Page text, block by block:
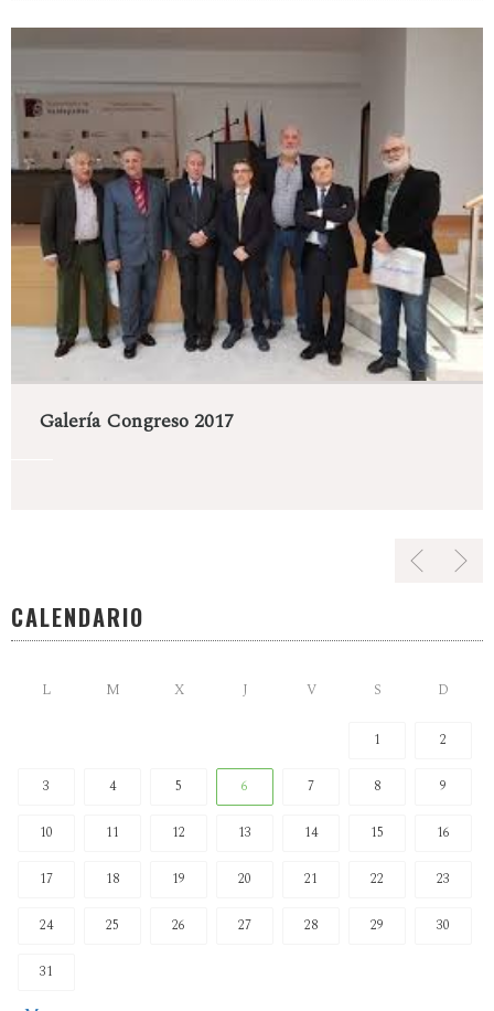
Galería Congreso 2017
CALENDARIO
L M X J V S D
1 2
3 4 5 6 7 8 9
10 11 12 13 14 15 16
17 18 19 20 21 22 23
24 25 26 27 28 29 30
31